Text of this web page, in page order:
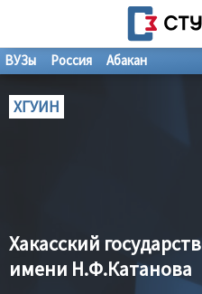
ВУЗы Россия Абакан
ХГУИН
Хакасский
имени Н.Ф.Катанова